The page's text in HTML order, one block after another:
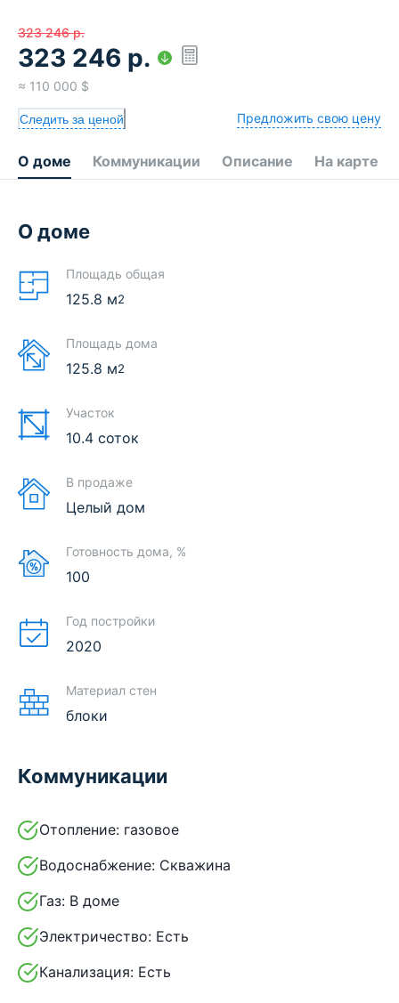
323 246 р.
323 246 р.
≈ 110 000 $
Следить за ценой Предложить свою цену
О доме Коммуникации Описание На карте
О доме
Площадь общая
125.8 м2
Площадь дома
125.8 м2
Участок
10.4 соток
В продаже
Целый дом
Готовность дома, %
100
Год постройки
2020
Материал стен
блоки
Коммуникации
Отопление: газовое
Водоснабжение: Скважина
Газ: В доме
Электричество: Есть
Канализация: Есть